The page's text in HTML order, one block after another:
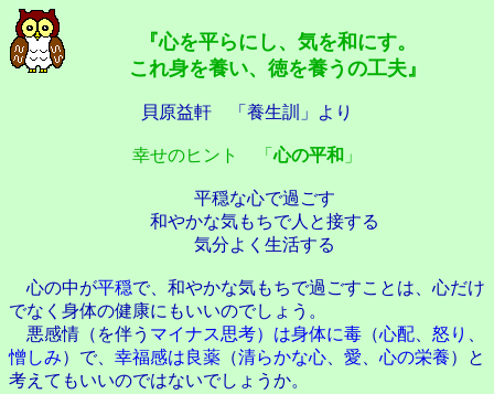
『心を平らにし、気を和にす。
これ身を養い、徳を養うの工夫』
貝原益軒 「養生訓」より
幸せのヒント 「心の平和 」
平穏な心で過ごす
和やかな気もちで人と接する
気分よく生活する
心の中が平穏で、和やかな気もちで過ごすことは、心だけ
でなく身体の健康にもいいのでしょう。
悪感情（を伴う マイナス思考）は身体に毒 （心配 怒り
憎しみ）で、 幸福感は良薬 （清らかな心 愛 心の栄養）と
考えてもいいのではないでしょうか。